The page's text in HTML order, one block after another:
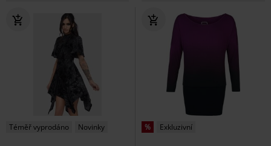
Téměř vyprodáno Novinky % Exkluzivní